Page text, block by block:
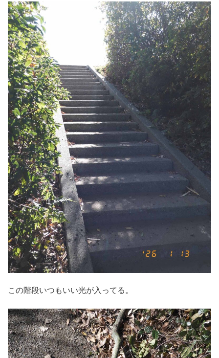
この階段いつもいい光が入ってる。